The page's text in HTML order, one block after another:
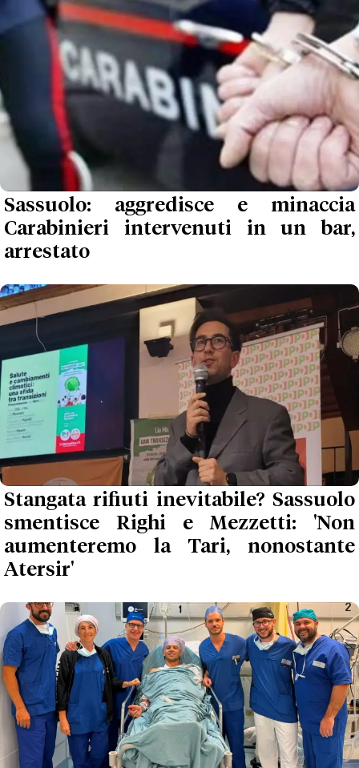
Sassuolo: aggredisce e minaccia
Carabinieri intervenuti in un bar,
arrestato
Stangata rifiuti inevitabile? Sassuolo
smentisce Righi e Mezzetti: 'Non
aumenteremo la Tari, nonostante
Atersir'